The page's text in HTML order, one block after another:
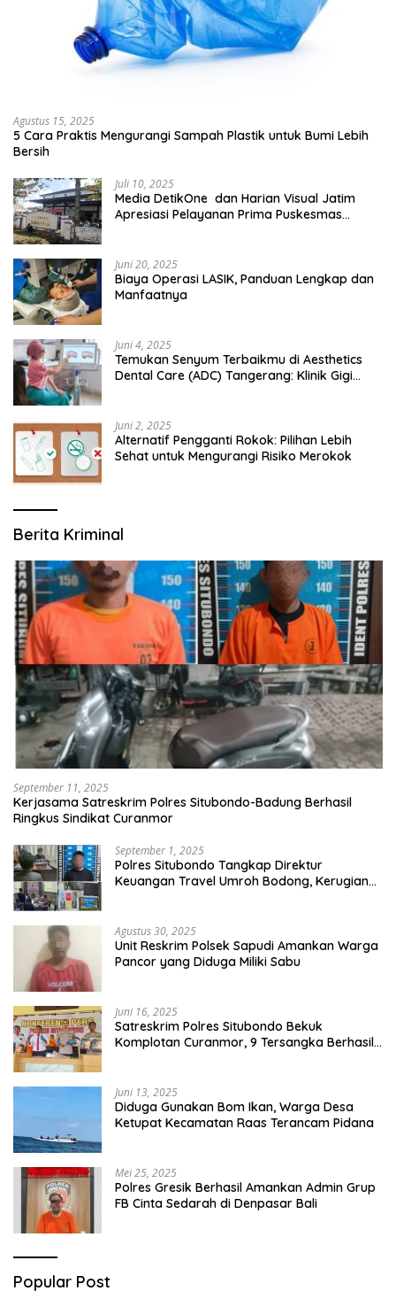
Agustus 15, 2025
5 Cara Praktis Mengurangi Sampah Plastik untuk Bumi Lebih
Bersih
Juli 10, 2025
Media DetikOne dan Harian Visual Jatim
Apresiasi Pelayanan Prima Puskesmas
Juni 20, 2025
Biaya Operasi LASIK, Panduan Lengkap dan
Manfaatnya
Juni 4, 2025
Temukan Senyum Terbaikmu di Aesthetics
Dental Care (ADC) Tangerang: Klinik Gigi
Juni 2, 2025
Alternatif Pengganti Rokok: Pilihan Lebih
Sehat untuk Mengurangi Risiko Merokok
Berita Kriminal
September 11, 2025
Kerjasama Satreskrim Polres Situbondo-Badung Berhasil
Ringkus Sindikat Curanmor
September 1, 2025
Polres Situbondo Tangkap Direktur
Keuangan Travel Umroh Bodong, Kerugian
Agustus 30, 2025
Unit Reskrim Polsek Sapudi Amankan Warga
Pancor yang Diduga Miliki Sabu
Juni 16, 2025
Satreskrim Polres Situbondo Bekuk
Komplotan Curanmor, 9 Tersangka Berhasil
Juni 13, 2025
Diduga Gunakan Bom Ikan, Warga Desa
Ketupat Kecamatan Raas Terancam Pidana
Mei 25, 2025
Polres Gresik Berhasil Amankan Admin Grup
FB Cinta Sedarah di Denpasar Bali
Popular Post